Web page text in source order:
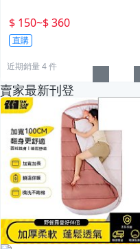
$ 150~$ 360
直購
近期銷量 4 件
賣家最新刊登